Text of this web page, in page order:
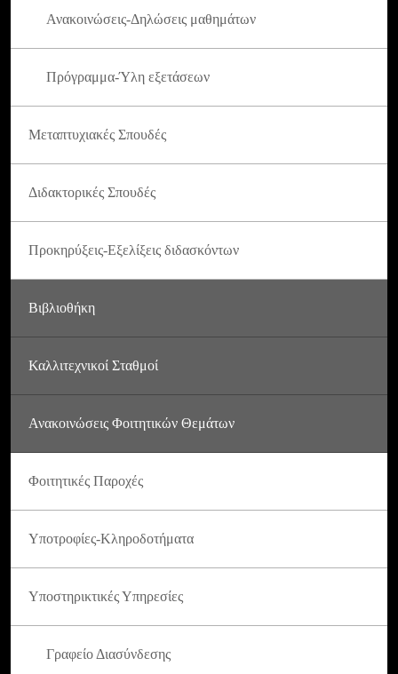
Ανακοινώσεις-Δηλώσεις μαθημάτων
Πρόγραμμα-Ύλη εξετάσεων
Μεταπτυχιακές Σπουδές
Διδακτορικές Σπουδές
Προκηρύξεις-Εξελίξεις διδασκόντων
Βιβλιοθήκη
Καλλιτεχνικοί Σταθμοί
Ανακοινώσεις Φοιτητικών Θεμάτων
Φοιτητικές Παροχές
Υποτροφίες-Κληροδοτήματα
Υποστηρικτικές Υπηρεσίες
Γραφείο Διασύνδεσης